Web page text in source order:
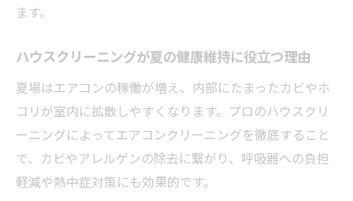
ます。
ハウスクリーニングが夏の健康維持に役立つ理由
夏場はエアコンの稼働が増え、内部にたまったカビやホ
コリが室内に拡散しやすくなります。プロのハウスクリ
ーニングによってエアコンクリーニングを徹底すること
で、カビやアレルゲンの除去に繋がり、呼吸器への負担
軽減や熱中症対策にも効果的です。